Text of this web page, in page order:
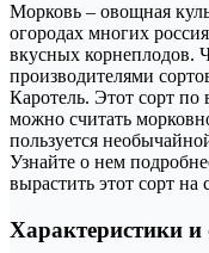
Морковь – овощная
огородах многих
вкусных корнеплодов.
производителями
Каротель. Этот сорт
можно считать
пользуется
Узнайте о нем
вырастить этот сорт на
Характеристики и